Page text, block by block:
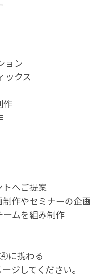
ョン
ックス
作
へご提案
作やセミナーの企画
ムを組み制作
に携わる
ジしてください。